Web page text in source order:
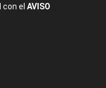
el AVISO